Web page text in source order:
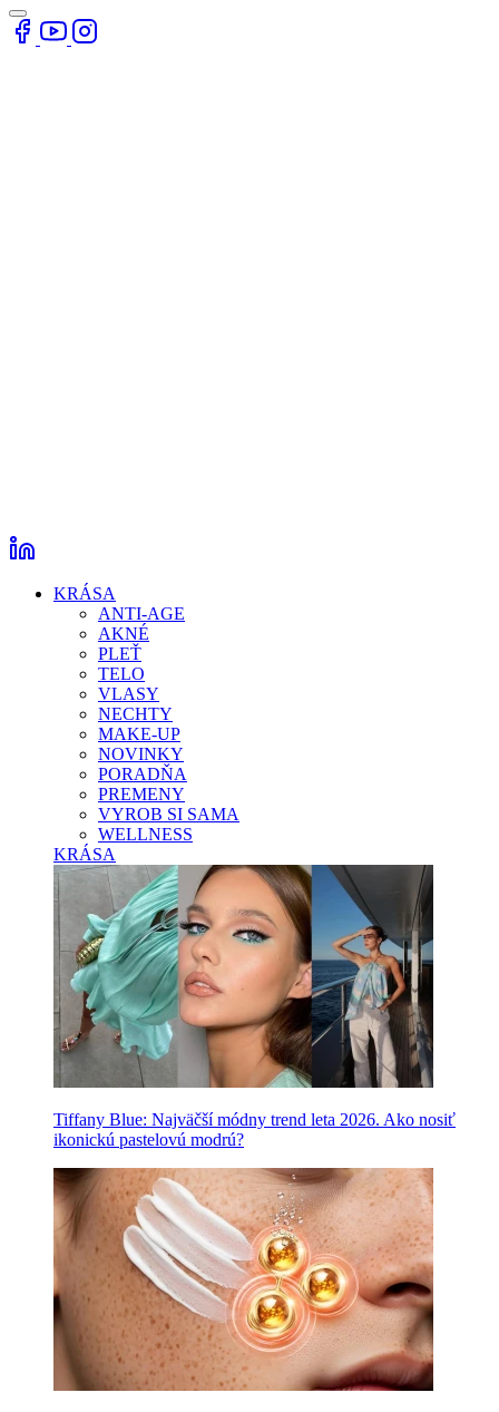
KRÁSA
ANTI-AGE
AKNÉ
PLEŤ
TELO
VLASY
NECHTY
MAKE-UP
NOVINKY
PORADŇA
PREMENY
VYROB SI SAMA
WELLNESS
KRÁSA
Tiffany Blue: Najväčší módny trend leta 2026. Ako nosiť
ikonickú pastelovú modrú?